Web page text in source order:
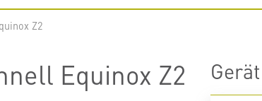
Z2
Equinox Z2